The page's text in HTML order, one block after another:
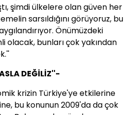
şimdi ülkelere olan güven her
sarsıldığını görüyoruz, bu
Önümüzdeki
olacak, bunları çok yakından
DEĞİLİZ''-
krizin Türkiye'ye etkilerine
bu konunun 2009'da da çok